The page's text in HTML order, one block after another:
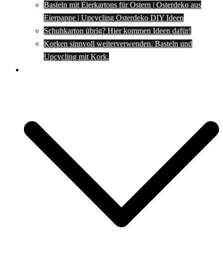
Basteln mit Eierkartons für Ostern | Osterdeko aus
Eierpappe | Upcycling Osterdeko DIY Ideen
Schuhkarton übrig? Hier kommen Ideen dafür!
Korken sinnvoll weiterverwenden. Basteln und
Upcycling mit Kork.